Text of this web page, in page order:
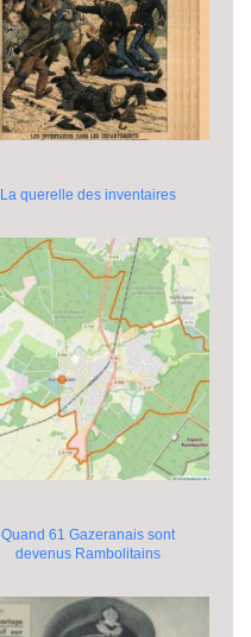
La querelle des inventaires
Quand 61 Gazeranais sont
devenus Rambolitains